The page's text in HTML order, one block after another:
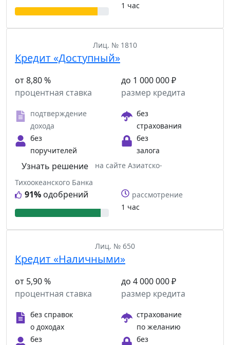
1 час
Лиц. № 1810
Кредит «Доступный»
от 8,80 %
процентная ставка
до 1 000 000 ₽
размер кредита
подтверждение
дохода
без
страхования
без
поручителей
без
залога
91% одобрений
Узнать решение
на сайте Азиатско-
Тихоокеанского Банка
рассмотрение
1 час
Лиц. № 650
Кредит «Наличными»
от 5,90 %
процентная ставка
до 4 000 000 ₽
размер кредита
без справок
о доходах
страхование
по желанию
без
без